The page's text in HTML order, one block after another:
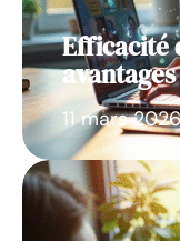
Efficacité
11 mars